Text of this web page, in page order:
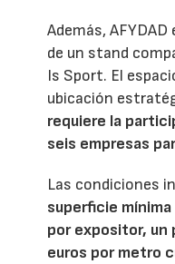
Además,
de un stand
Is Sport. El
ubicación
requiere la
seis empresas
Las condiciones
superficie
por expositor, un
euros por metro